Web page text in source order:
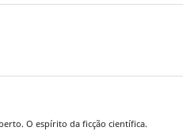
O espírito da ficção científica.